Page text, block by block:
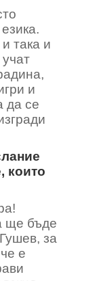
така и
и
да се
които
ще бъде
за
е